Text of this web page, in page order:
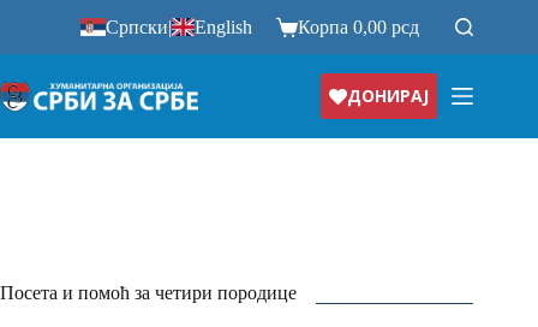
Српски| English Корпа0,00рсд
ДОНИРАЈ
Посета и помоћ за четири породице